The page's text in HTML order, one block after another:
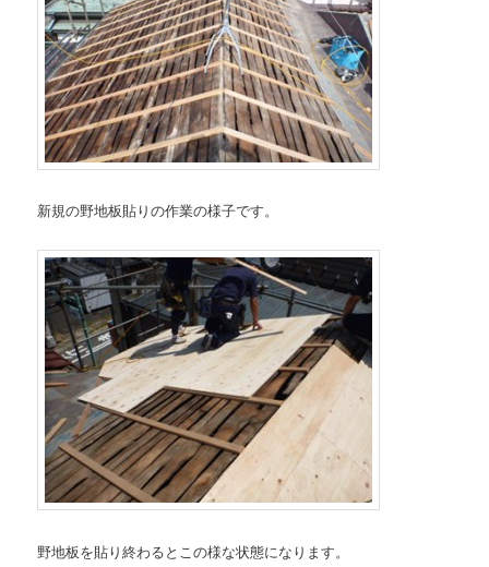
新規の野地板貼りの作業の様子です。
野地板を貼り終わるとこの様な状態になります。